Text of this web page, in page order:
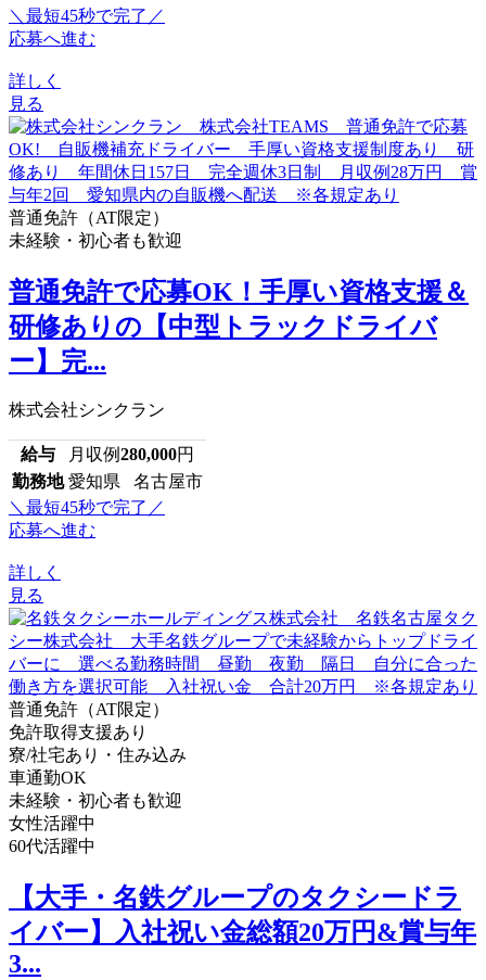
＼最短45秒で完了／
応募へ進む
詳しく
見る
普通免許（AT限定）
未経験・初心者も歓迎
普通免許で応募OK！手厚い資格支援＆
研修ありの【中型トラックドライバ
ー】完...
株式会社シンクラン
給与 月収例280,000円
勤務地 愛知県 名古屋市
＼最短45秒で完了／
応募へ進む
詳しく
見る
普通免許（AT限定）
免許取得支援あり
寮/社宅あり・住み込み
車通勤OK
未経験・初心者も歓迎
女性活躍中
60代活躍中
【大手・名鉄グループのタクシードラ
イバー】入社祝い金総額20万円&賞与年
3...